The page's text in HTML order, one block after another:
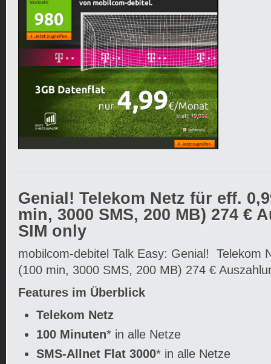
Genial! Telekom Netz für eff.
min, 3000 SMS, 200 MB) 274 €
SIM only
mobilcom-debitel Talk Easy: Genial! Telekom
(100 min, 3000 SMS, 200 MB) 274 €
Features im Überblick
Telekom Netz
100 Minuten* in alle Netze
SMS-Allnet Flat 3000* in alle Netze